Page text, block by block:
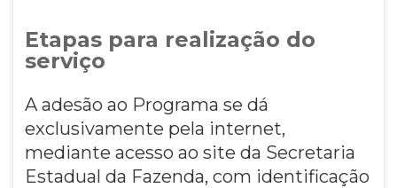
Etapas para realização do
serviço
A adesão ao Programa se dá
exclusivamente pela internet,
mediante acesso ao site da Secretaria
Estadual da Fazenda, com identificação